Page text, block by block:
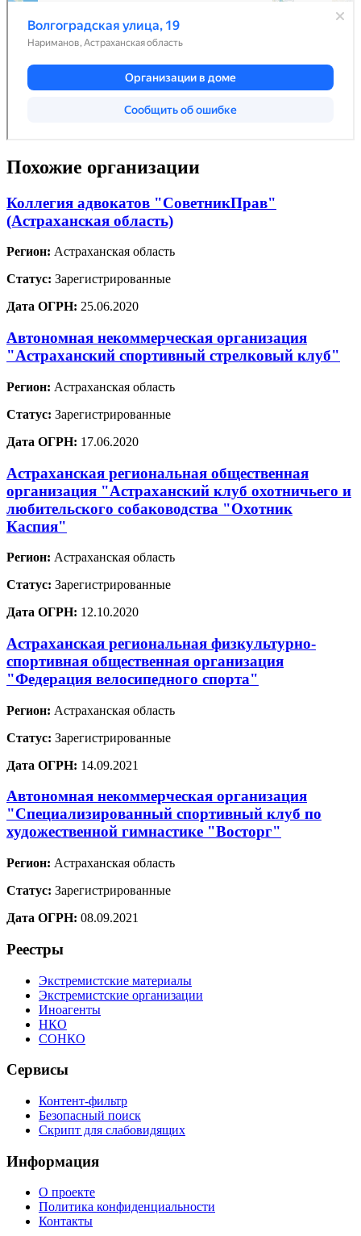
Похожие организации
Коллегия адвокатов "СоветникПрав"
(Астраханская область)
Регион: Астраханская область
Статус: Зарегистрированные
Дата ОГРН: 25.06.2020
Автономная некоммерческая организация
"Астраханский спортивный стрелковый клуб"
Регион: Астраханская область
Статус: Зарегистрированные
Дата ОГРН: 17.06.2020
Астраханская региональная общественная
организация "Астраханский клуб охотничьего и
любительского собаководства "Охотник
Каспия"
Регион: Астраханская область
Статус: Зарегистрированные
Дата ОГРН: 12.10.2020
Астраханская региональная физкультурно-
спортивная общественная организация
"Федерация велосипедного спорта"
Регион: Астраханская область
Статус: Зарегистрированные
Дата ОГРН: 14.09.2021
Автономная некоммерческая организация
"Специализированный спортивный клуб по
художественной гимнастике "Восторг"
Регион: Астраханская область
Статус: Зарегистрированные
Дата ОГРН: 08.09.2021
Реестры
Экстремистские материалы
Экстремистские организации
Иноагенты
НКО
СОНКО
Сервисы
Контент-фильтр
Безопасный поиск
Скрипт для слабовидящих
Информация
О проекте
Политика конфиденциальности
Контакты